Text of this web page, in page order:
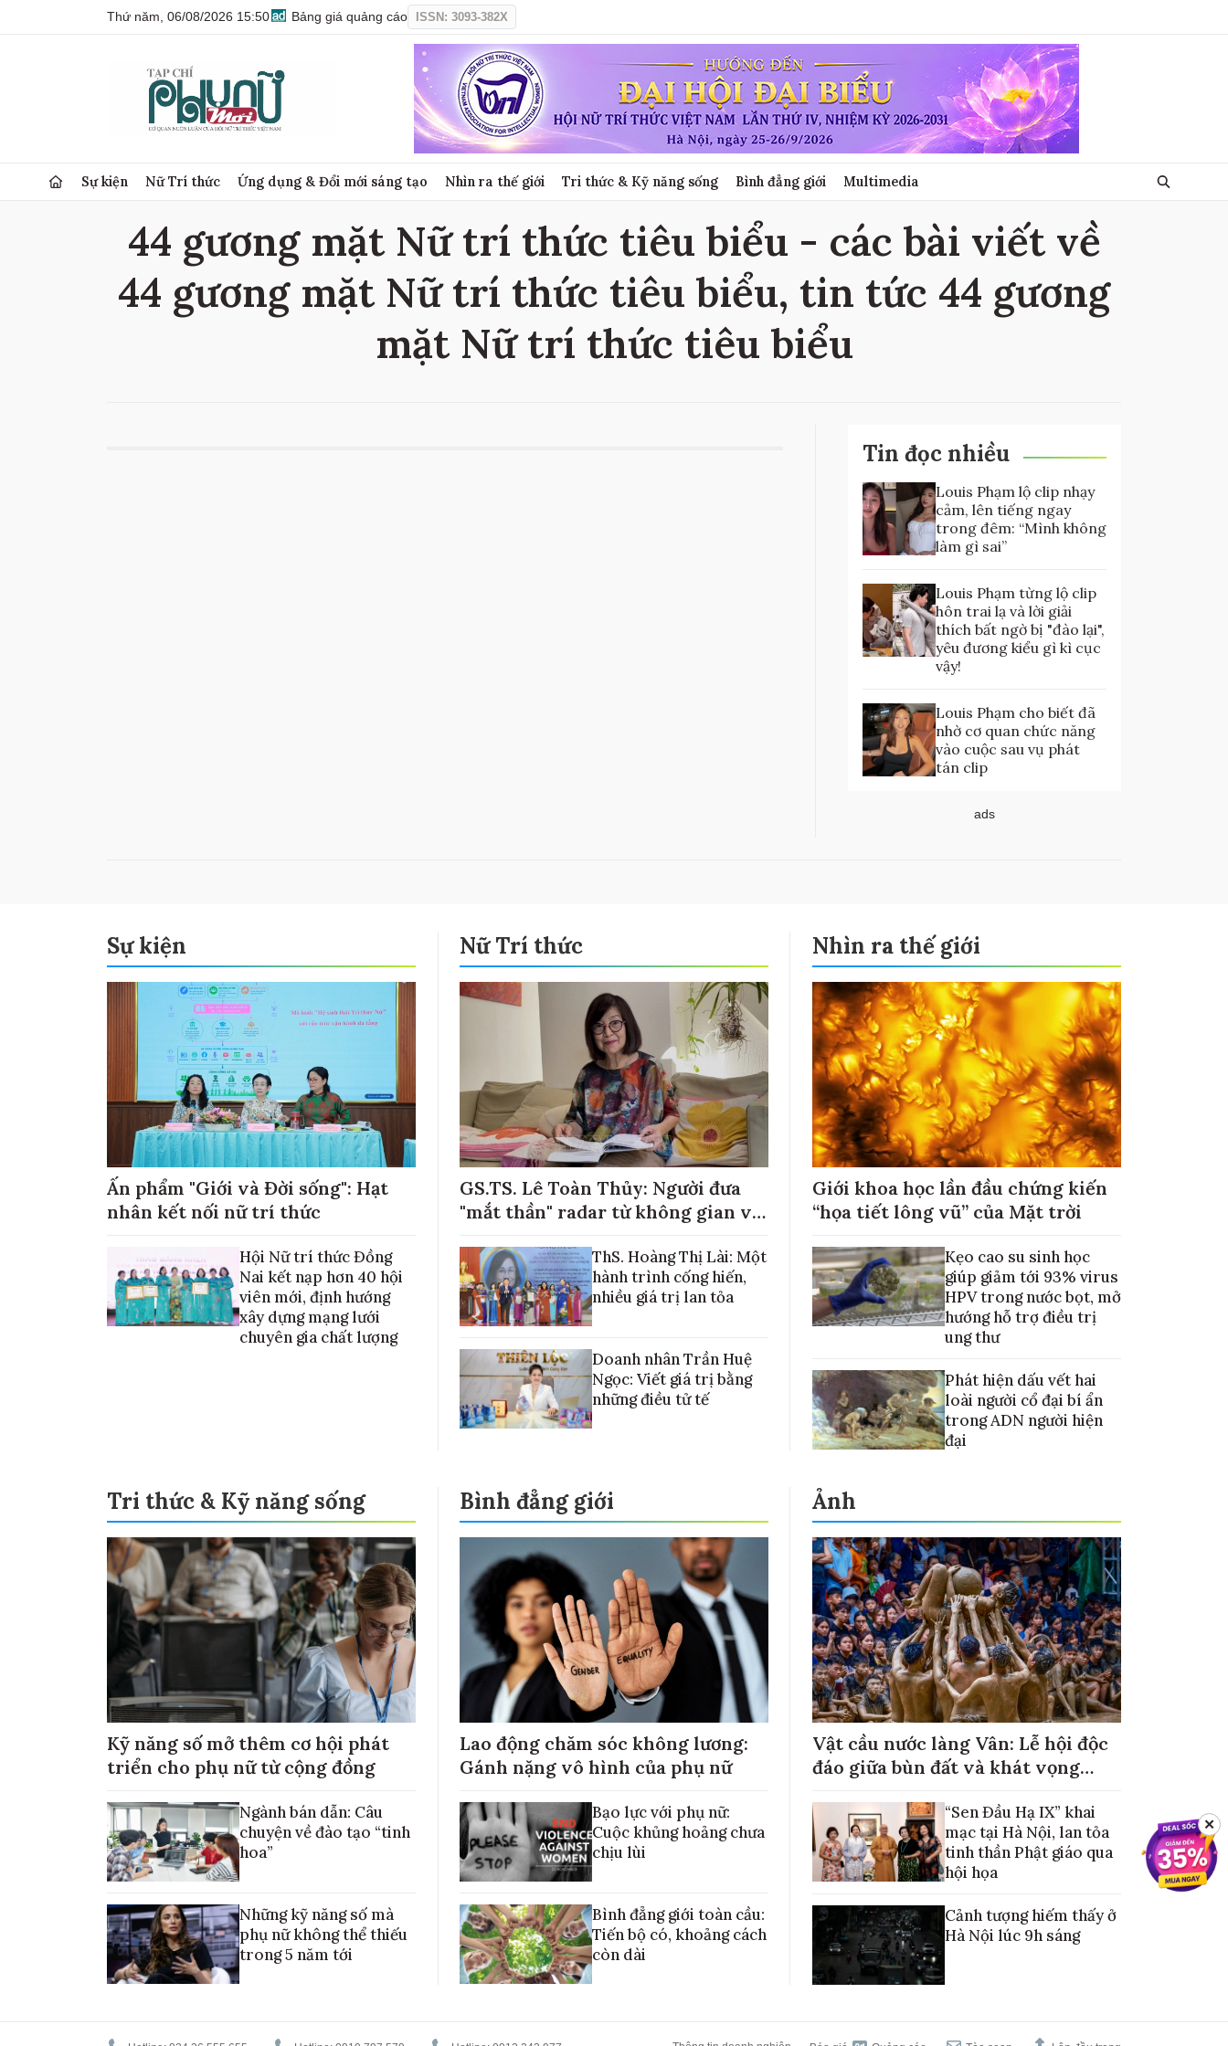
Thứ năm, 06/08/2026 15:50 Bảng giá quảng cáo ISSN: 3093-382X
Sự kiện Nữ Trí thức Ứng dụng & Đổi mới sáng tạo Nhìn ra thế giới Tri thức & Kỹ năng sống Bình đẳng giới Multimedia
44 gương mặt Nữ trí thức tiêu biểu - các bài viết về
44 gương mặt Nữ trí thức tiêu biểu, tin tức 44 gương
mặt Nữ trí thức tiêu biểu
Tin đọc nhiều
Louis Phạm lộ clip nhạy
cảm, lên tiếng ngay
trong đêm: “Mình không
làm gì sai”
Louis Phạm từng lộ clip
hôn trai lạ và lời giải
thích bất ngờ bị "đào lại",
yêu đương kiểu gì kì cục
vậy!
Louis Phạm cho biết đã
nhờ cơ quan chức năng
vào cuộc sau vụ phát
tán clip
ads
Sự kiện
Ấn phẩm "Giới và Đời sống": Hạt
nhân kết nối nữ trí thức
Hội Nữ trí thức Đồng
Nai kết nạp hơn 40 hội
viên mới, định hướng
xây dựng mạng lưới
chuyên gia chất lượng
Nữ Trí thức
GS.TS. Lê Toàn Thủy: Người đưa
"mắt thần" radar từ không gian về
ThS. Hoàng Thị Lài: Một
hành trình cống hiến,
nhiều giá trị lan tỏa
Doanh nhân Trần Huệ
Ngọc: Viết giá trị bằng
những điều tử tế
Nhìn ra thế giới
Giới khoa học lần đầu chứng kiến
“họa tiết lông vũ” của Mặt trời
Kẹo cao su sinh học
giúp giảm tới 93% virus
HPV trong nước bọt, mở
hướng hỗ trợ điều trị
ung thư
Phát hiện dấu vết hai
loài người cổ đại bí ẩn
trong ADN người hiện
đại
Tri thức & Kỹ năng sống
Kỹ năng số mở thêm cơ hội phát
triển cho phụ nữ từ cộng đồng
Ngành bán dẫn: Câu
chuyện về đào tạo “tinh
hoa”
Những kỹ năng số mà
phụ nữ không thể thiếu
trong 5 năm tới
Bình đẳng giới
Lao động chăm sóc không lương:
Gánh nặng vô hình của phụ nữ
Bạo lực với phụ nữ:
Cuộc khủng hoảng chưa
chịu lùi
Bình đẳng giới toàn cầu:
Tiến bộ có, khoảng cách
còn dài
Ảnh
Vật cầu nước làng Vân: Lễ hội độc
đáo giữa bùn đất và khát vọng
“Sen Đầu Hạ IX” khai
mạc tại Hà Nội, lan tỏa
tinh thần Phật giáo qua
hội họa
Cảnh tượng hiếm thấy ở
Hà Nội lúc 9h sáng
✕